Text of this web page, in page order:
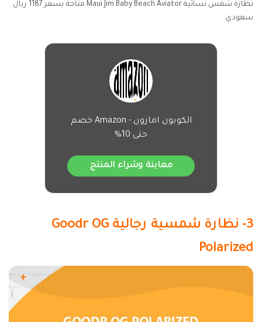
نظارة شمس نسائية Maui Jim Baby Beach Aviator متاحة بسعر 1187 ريال
سعودي.
الكوبون امازون - Amazon خصم
حتى 10%
معاينة وشراء المنتج
3- نظارة شمسية رجالية Goodr OG
Polarized